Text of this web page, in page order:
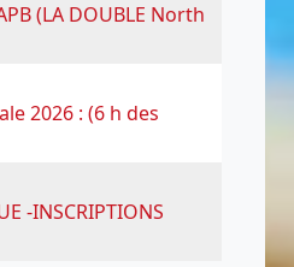
(LA DOUBLE North
2026 : (6 h des
-INSCRIPTIONS